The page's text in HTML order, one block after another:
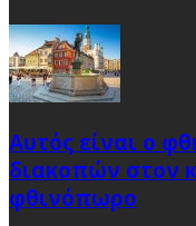
Αυτός είναι ο
διακοπών στον
φθινόπωρο